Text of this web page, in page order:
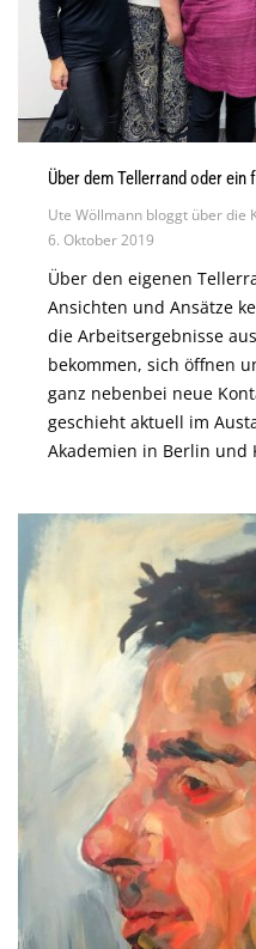
Über dem Tellerrand oder ein
Ute Wöllmann bloggt über die
6. Oktober 2019
Über den eigenen
Ansichten und Ansätze
die Arbeitsergebnisse
bekommen, sich öffnen
ganz nebenbei neue
geschieht aktuell im
Akademien in Berlin und